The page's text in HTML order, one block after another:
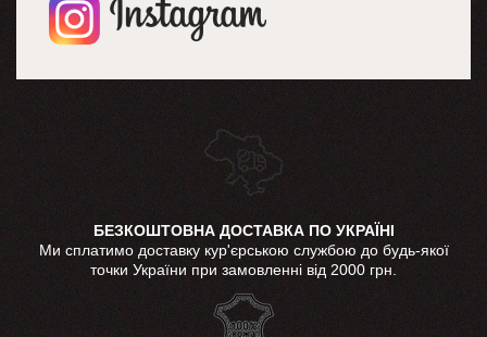
БЕЗКОШТОВНА ДОСТАВКА ПО УКРАЇНІ
Ми сплатимо доставку кур'єрською службою до будь-якої
точки України при замовленні від 2000 грн.